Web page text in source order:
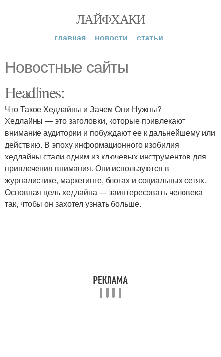
ЛАЙФХАКИ
главная новости статьи
Новостные сайты
Headlines:
Что Такое Хедлайны и Зачем Они Нужны?
Хедлайны — это заголовки, которые привлекают
внимание аудитории и побуждают ее к дальнейшему или
действию. В эпоху информационного изобилия
хедлайны стали одним из ключевых инструментов для
привлечения внимания. Они используются в
журналистике, маркетинге, блогах и социальных сетях.
Основная цель хедлайна — заинтересовать человека
так, чтобы он захотел узнать больше.